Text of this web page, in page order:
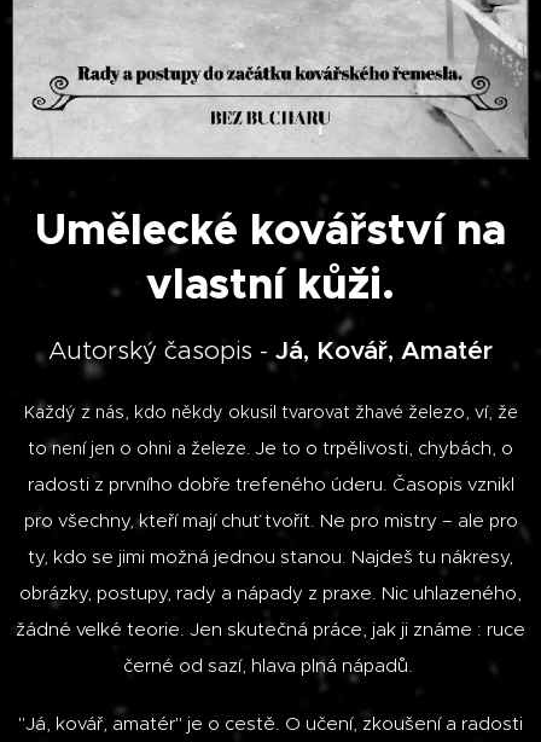
Umělecké kovářství na
vlastní kůži.
Autorský časopis - Já, Kovář, Amatér
Každý z nás, kdo někdy okusil tvarovat žhavé železo, ví, že
to není jen o ohni a železe. Je to o trpělivosti, chybách, o
radosti z prvního dobře trefeného úderu. Časopis vznikl
pro všechny, kteří mají chuť tvořit. Ne pro mistry – ale pro
ty, kdo se jimi možná jednou stanou. Najdeš tu nákresy,
obrázky, postupy, rady a nápady z praxe. Nic uhlazeného,
žádné velké teorie. Jen skutečná práce, jak ji známe : ruce
černé od sazí, hlava plná nápadů.
"Já, kovář, amatér" je o cestě. O učení, zkoušení a radosti